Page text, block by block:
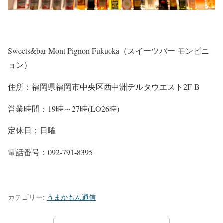
Sweets&bar Mont Pignon Fukuoka（スイーツバー モンピニ
ョン）
住所：福岡県福岡市中央区西中洲デルタウエスト2F-B
営業時間：19時～27時(LO26時)
定休日：日曜
電話番号：092-791-8395
カテゴリー: うまかもん通信